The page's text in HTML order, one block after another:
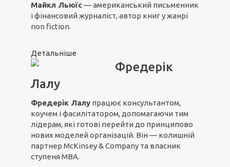
Майкл Льюїс— американський письменник
і фінансовий журналіст, автор книг у жанрі
non fiction.
Детальніше
Фредерік
Лалу
Фредерік Лалу працює консультантом,
коучем і фасилітатором, допомагаючи тим
лідерам, які готові перейти до принципово
нових моделей організацій. Він — колишній
партнер McKinsey & Company та власник
ступеня MBA.